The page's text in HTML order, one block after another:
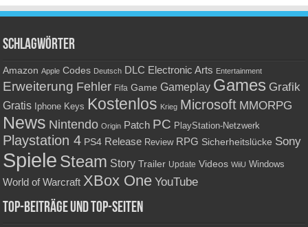
Schlagwörter
Amazon Apple Codes Deutsch DLC Electronic Arts Entertainment
Erweiterung Fehler Fifa Game Gameplay Games Grafik
Gratis Iphone Keys Kostenlos Krieg Microsoft MMORPG
News Nintendo Origin Patch PC PlayStation-Netzwerk
Playstation 4 PS4 Release Review RPG Sicherheitslücke Sony
Spiele Steam Story Trailer Update Videos WiiU Windows
World of Warcraft XBox One YouTube
Top-Beiträge und Top-Seiten